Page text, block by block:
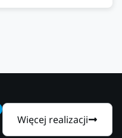
Więcej realizacji